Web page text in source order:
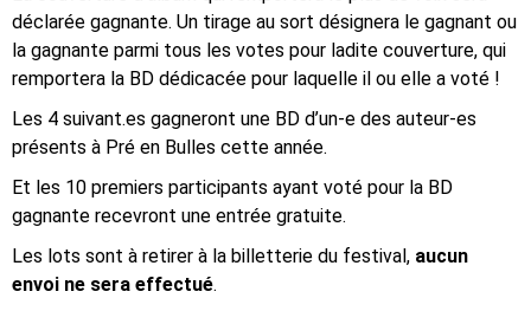
déclarée gagnante. Un tirage au sort désignera le gagnant ou
la gagnante parmi tous les votes pour ladite couverture, qui
remportera la BD dédicacée pour laquelle il ou elle a voté !
Les 4 suivant.es gagneront une BD d’un-e des auteur-es
présents à Pré en Bulles cette année.
Et les 10 premiers participants ayant voté pour la BD
gagnante recevront une entrée gratuite.
Les lots sont à retirer à la billetterie du festival, aucun
envoi ne sera effectué.